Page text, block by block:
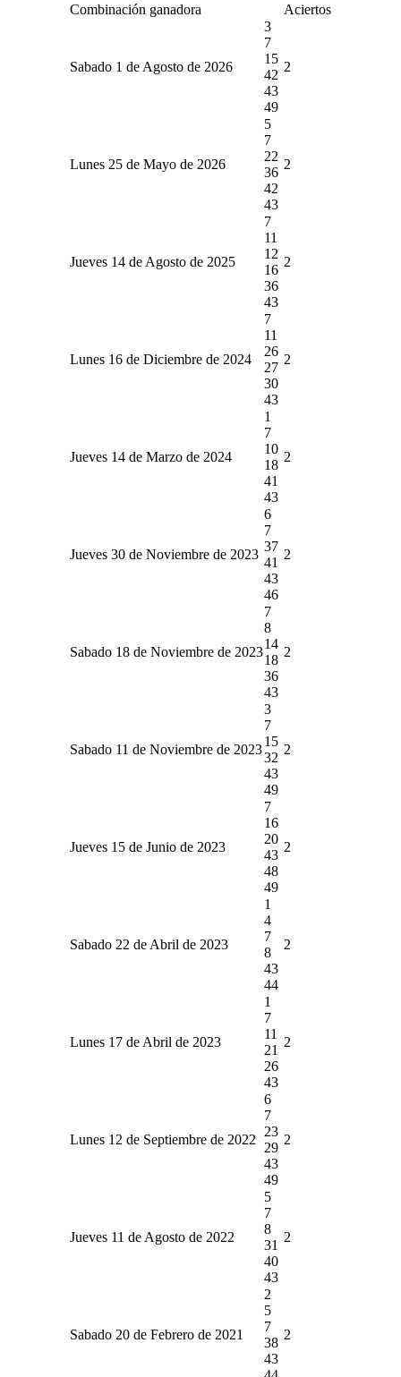
Combinación ganadora Aciertos
Sabado 1 de Agosto de 2026
3
7
15
42
43
49
2
Lunes 25 de Mayo de 2026
5
7
22
36
42
43
2
Jueves 14 de Agosto de 2025
7
11
12
16
36
43
2
Lunes 16 de Diciembre de 2024
7
11
26
27
30
43
2
Jueves 14 de Marzo de 2024
1
7
10
18
41
43
2
Jueves 30 de Noviembre de 2023
6
7
37
41
43
46
2
Sabado 18 de Noviembre de 2023
7
8
14
18
36
43
2
Sabado 11 de Noviembre de 2023
3
7
15
32
43
49
2
Jueves 15 de Junio de 2023
7
16
20
43
48
49
2
Sabado 22 de Abril de 2023
1
4
7
8
43
44
2
Lunes 17 de Abril de 2023
1
7
11
21
26
43
2
Lunes 12 de Septiembre de 2022
6
7
23
29
43
49
2
Jueves 11 de Agosto de 2022
5
7
8
31
40
43
2
Sabado 20 de Febrero de 2021
2
5
7
38
43
2